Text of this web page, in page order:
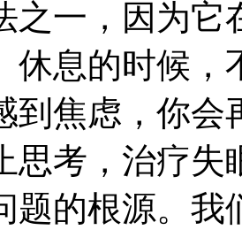
之一，因为它
休息的时候
到焦虑，你会
思考，治疗失
题的根源。